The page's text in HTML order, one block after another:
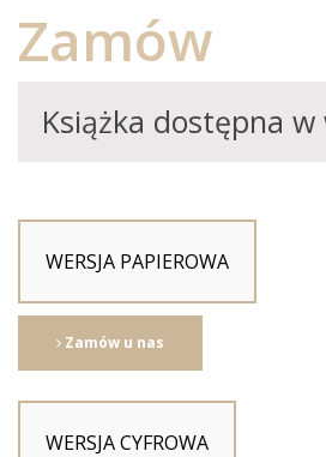
Zamów
Książka dostępna w
WERSJA PAPIEROWA
Zamów u nas
WERSJA CYFROWA